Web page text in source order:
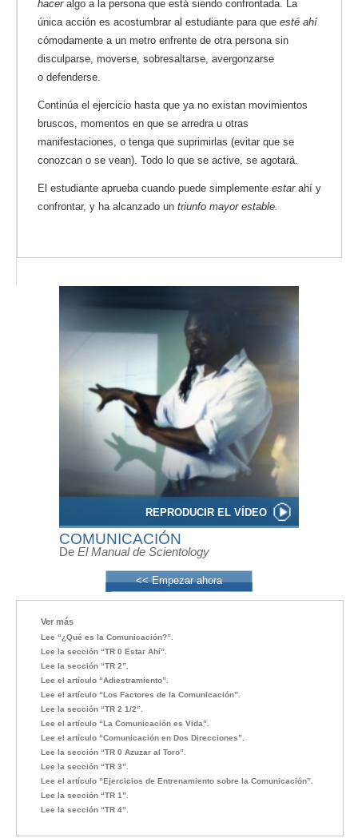
REPRODUCIR EL VÍDEO
COMUNICACIÓN
De El Manual de Scientology
<< Empezar ahora
hacer algo a la persona que está siendo confrontada. La
única acción es acostumbrar al estudiante para que esté ahí
cómodamente a un metro enfrente de otra persona sin
disculparse, moverse, sobresaltarse, avergonzarse
o defenderse.
Continúa el ejercicio hasta que ya no existan movimientos
bruscos, momentos en que se arredra u otras
manifestaciones, o tenga que suprimirlas (evitar que se
conozcan o se vean). Todo lo que se active, se agotará.
El estudiante aprueba cuando puede simplemente estarahí y
confrontar, y ha alcanzado un triunfo mayor estable.
Ver más
Lee “¿Qué es la Comunicación?”.
Lee la sección “TR 0 Estar Ahí”.
Lee la sección “TR 2”.
Lee el artículo “Adiestramiento”.
Lee el artículo “Los Factores de la Comunicación”.
Lee la sección “TR 2 1/2”.
Lee el artículo “La Comunicación es Vida”.
Lee el artículo “Comunicación en Dos Direcciones”.
Lee la sección “TR 0 Azuzar al Toro”.
Lee la sección “TR 3”.
Lee el artículo “Ejercicios de Entrenamiento sobre la Comunicación”.
Lee la sección “TR 1”.
Lee la sección “TR 4”.